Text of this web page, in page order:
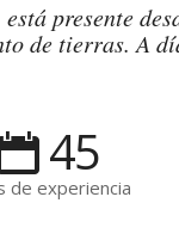
presente
de tierras. A
45
de experiencia